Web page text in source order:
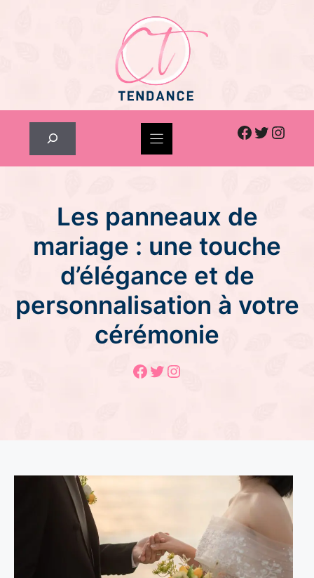
Facebook
Twitter
Les panneaux de
mariage : une touche
d’élégance et de
personnalisation à votre
cérémonie
Facebook
Twitter
Instagram